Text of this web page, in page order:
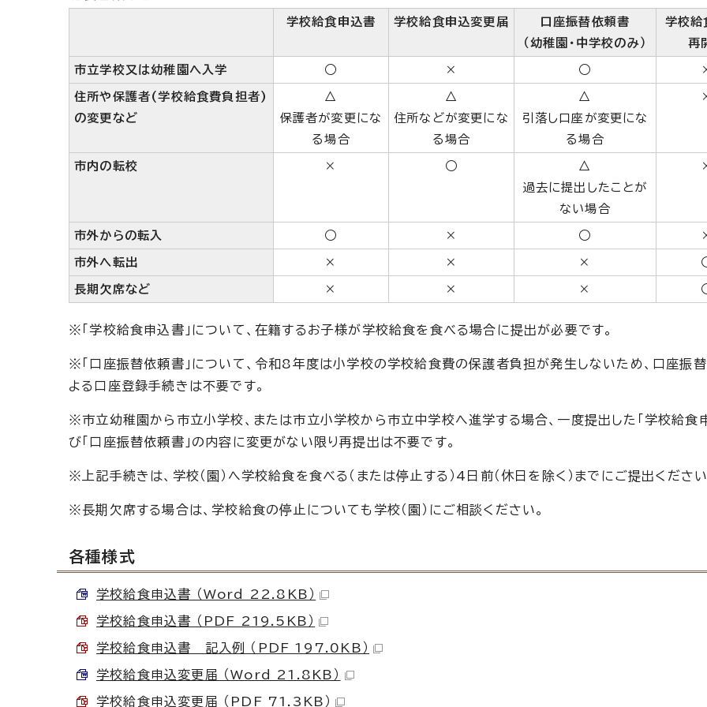
学校給食申込書 学校給食申込変更届
口座振替依頼書
（幼稚園・中学校のみ）
学校給
再
市立学校又は幼稚園へ入学 ○ × ○
住所や保護者(学校給食費負担者)
の変更など
△
保護者が変更にな
る場合
△
住所などが変更にな
る場合
△
引落し口座が変更にな
る場合
市内の転校 × ○
△
過去に提出したことが
ない場合
市外からの転入 ○ × ○
市外へ転出 × × ×
長期欠席など × × ×
※「学校給食申込書」について、在籍するお子様が学校給食を食べる場合に提出が必要です。
※「口座振替依頼書」について、令和8年度は小学校の学校給食費の保護者負担が発生しないため、口座振
よる口座登録手続きは不要です。
※市立幼稚園から市立小学校、または市立小学校から市立中学校へ進学する場合、一度提出した「学校給食
び「口座振替依頼書」の内容に変更がない限り再提出は不要です。
※上記手続きは、学校（園）へ学校給食を食べる（または停止する）4日前（休日を除く）までにご提出ください
※長期欠席する場合は、学校給食の停止についても学校（園）にご相談ください。
各種様式
学校給食申込書 （Word 22.8KB）
学校給食申込書 （PDF 219.5KB）
学校給食申込書 記入例 （PDF 197.0KB）
学校給食申込変更届 （Word 21.8KB）
学校給食申込変更届 （PDF 71.3KB）